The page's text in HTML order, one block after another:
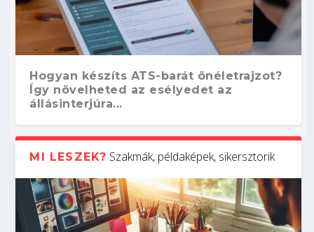
Hogyan készíts ATS-barát önéletrajzot?
Így növelheted az esélyedet az
állásinterjúra...
MI LESZEK? Szakmák, példaképek, sikersztorik